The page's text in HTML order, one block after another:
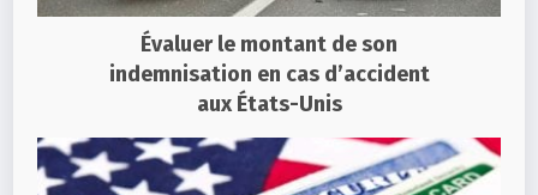
Évaluer le montant de son
indemnisation en cas d’accident
aux États-Unis